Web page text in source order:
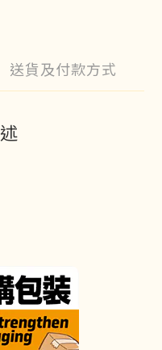
送貨及付款方式